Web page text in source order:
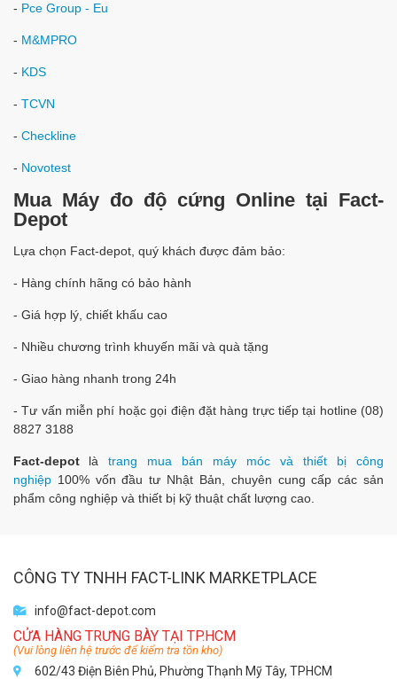
- Pce Group - Eu
- M&MPRO
- KDS
- TCVN
- Checkline
- Novotest
Mua Máy đo độ cứng Online tại Fact-
Depot
Lựa chọn Fact-depot, quý khách được đảm bảo:
- Hàng chính hãng có bảo hành
- Giá hợp lý, chiết khấu cao
- Nhiều chương trình khuyến mãi và quà tặng
- Giao hàng nhanh trong 24h
- Tư vấn miễn phí hoặc gọi điện đặt hàng trực tiếp tại hotline (08)
8827 3188
Fact-depot là trang mua bán máy móc và thiết bị công
nghiệp 100% vốn đầu tư Nhật Bản, chuyên cung cấp các sản
phẩm công nghiệp và thiết bị kỹ thuật chất lượng cao.
CÔNG TY TNHH FACT-LINK MARKETPLACE
info@fact-depot.com
CỬA HÀNG TRƯNG BÀY TẠI TP.HCM
(Vui lòng liên hệ trước để kiểm tra tồn kho)
602/43 Điện Biên Phủ, Phường Thạnh Mỹ Tây, TPHCM